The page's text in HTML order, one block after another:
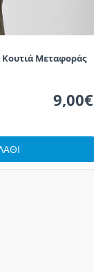
Μεταφοράς
9,00€